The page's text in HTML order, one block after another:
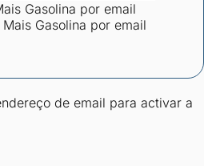
Gasolina por email
Gasolina por email
de email para activar a